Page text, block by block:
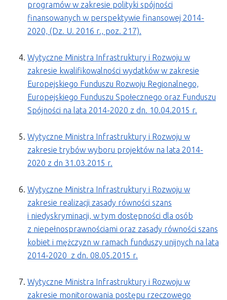
programów w zakresie polityki spójności
finansowanych w perspektywie finansowej 2014-
2020, (Dz. U. 2016 r., poz. 217).
Wytyczne Ministra Infrastruktury i Rozwoju w
zakresie kwalifikowalności wydatków w zakresie
Europejskiego Funduszu Rozwoju Regionalnego,
Europejskiego Funduszu Społecznego oraz Funduszu
Spójności na lata 2014-2020 z dn. 10.04.2015 r.
Wytyczne Ministra Infrastruktury i Rozwoju w
zakresie trybów wyboru projektów na lata 2014-
2020 z dn 31.03.2015 r.
Wytyczne Ministra Infrastruktury i Rozwoju w
zakresie realizacji zasady równości szans
i niedyskryminacji, w tym dostępności dla osób
z niepełnosprawnościami oraz zasady równości szans
kobiet i mężczyzn w ramach funduszy unijnych na lata
2014-2020 z dn. 08.05.2015 r.
Wytyczne Ministra Infrastruktury i Rozwoju w
zakresie monitorowania postępu rzeczowego